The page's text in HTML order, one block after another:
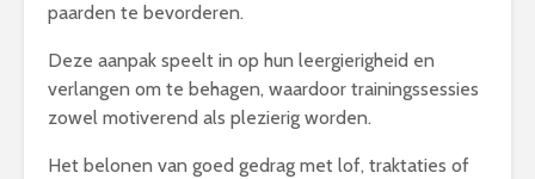
paarden te bevorderen.
Deze aanpak speelt in op hun leergierigheid en
verlangen om te behagen, waardoor trainingssessies
zowel motiverend als plezierig worden.
Het belonen van goed gedrag met lof, traktaties of